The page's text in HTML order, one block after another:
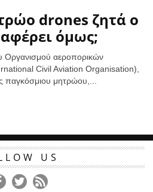
drones ζητά ο
όμως;
αεροπορικών
Civil Aviation Organisation),
παγκόσμιου μητρώου,...
US